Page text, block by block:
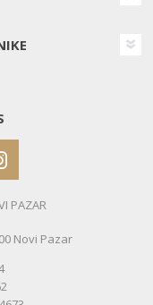
PAZAR
Novi Pazar